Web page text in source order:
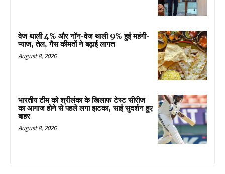
वेज थाली 4% और नॉन-वेज थाली 9% हुई महंगी-
प्याज, तेल, गैस कीमतों ने बढ़ाई लागत
August 8, 2026
भारतीय टीम को श्रीलंका के खिलाफ टेस्ट सीरीज
का आगाज होने से पहले लगा झटका, साई सुदर्शन हुए
बाहर
August 8, 2026